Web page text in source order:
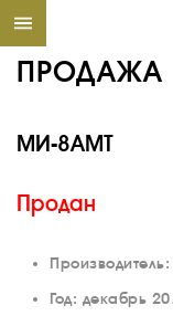
ПРОДАЖА
МИ-8АМТ
Продан
Год: декабрь